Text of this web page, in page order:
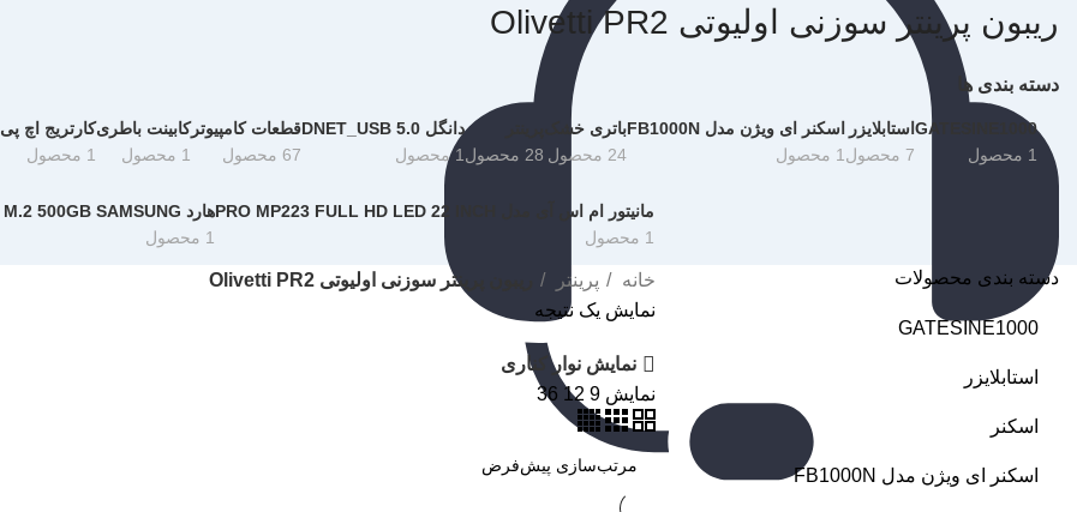
ریبون پرینتر سوزنی اولیوتی Olivetti PR2
دسته بندی ها
GATESINE1000
1 محصول
استابلایزر
7 محصول
اسکنر ای ویژن مدل FB1000N
1 محصول
باتری خشک
24 محصول
28 محصول
دانگل DNET_USB 5.0
1 محصول
قطعات کامپیوتر
67 محصول
کابینت باطری
1 محصول
کارتریج اچ پی HP 15A
1 محصول
مانیتور ام اس آی مدل PRO MP223 FULL HD LED 22 INCH
1 محصول
هارد SSD M.2 500GB SAMSUNG
1 محصول
دسته بندی محصولات
GATESINE1000
استابلایزر
اسکنر
اسکنر ای ویژن مدل FB1000N
خانه پرینتر
ریبون پرینتر سوزنی اولیوتی Olivetti PR2
نمایش یک نتیجه
نمایش نوار کناری
نمایش 9
12
36